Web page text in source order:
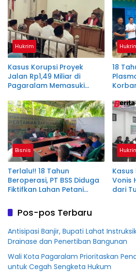
Hukrim
Kasus Korupsi Proyek
Jalan Rp1,49 Miliar di
Pagaralam Memasuki
Terdakwa Dituntut 2,5
Tahun Penjara
18
Bisnis
Terlalu!! 18 Tahun
Beroperasi, PT BSS Diduga
Fiktifkan Lahan Petani
Kasus
Vonis
dari
Pos-pos Terbaru
Antisipasi Banjir, Bupati Lahat
Drainase dan Penertiban Bangunan
Wali Kota Pagaralam Prioritaskan
untuk Cegah Sengketa Hukum